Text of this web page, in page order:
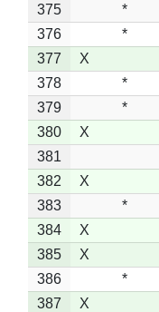
375
*
376
*
377
X
378
*
379
*
380
X
381
382
X
383
*
384
X
385
X
386
*
387
X